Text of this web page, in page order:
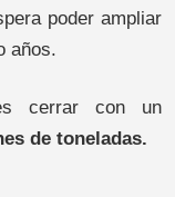
poder ampliar
años.
cerrar con un
de toneladas.